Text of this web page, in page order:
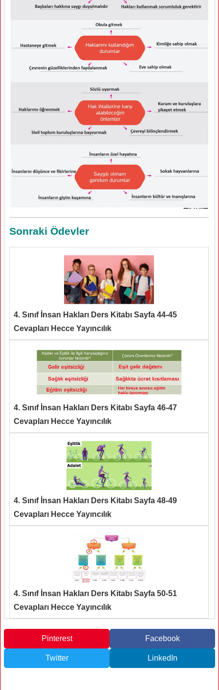
Sonraki Ödevler
4. Sınıf İnsan Hakları Ders Kitabı Sayfa 44-45
Cevapları Hecce Yayıncılık
4. Sınıf İnsan Hakları Ders Kitabı Sayfa 46-47
Cevapları Hecce Yayıncılık
4. Sınıf İnsan Hakları Ders Kitabı Sayfa 48-49
Cevapları Hecce Yayıncılık
4. Sınıf İnsan Hakları Ders Kitabı Sayfa 50-51
Cevapları Hecce Yayıncılık
Pinterest Facebook
Twitter LinkedIn